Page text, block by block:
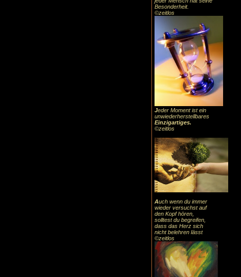
Besonderheit.
©zeitlos
Jeder Moment ist ein
unwiederherstellbares
Einzigartiges.
©zeitlos
Auch wenn du immer
wieder versuchst auf
den Kopf hören,
solltest du begreifen,
dass das Herz sich
nicht belehren lässt
©zeitlos